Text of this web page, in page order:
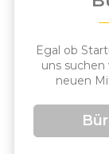
Egal ob
uns
neuen